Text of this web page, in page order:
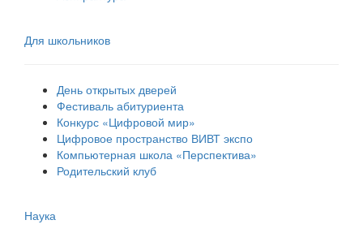
Для школьников
День открытых дверей
Фестиваль абитуриента
Конкурс «Цифровой мир»
Цифровое пространство ВИВТ экспо
Компьютерная школа «Перспектива»
Родительский клуб
Наука